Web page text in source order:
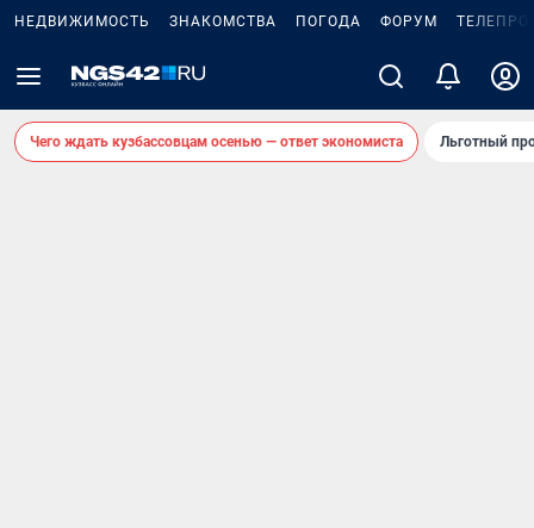
НЕДВИЖИМОСТЬ ЗНАКОМСТВА ПОГОДА ФОРУМ
Чего ждать кузбассовцам осенью — ответ экономиста Льготный